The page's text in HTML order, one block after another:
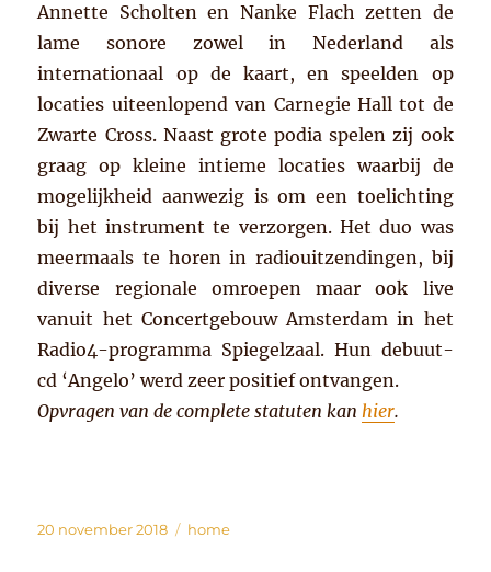
Annette Scholten en Nanke Flach zetten de
lame sonore zowel in Nederland als
internationaal op de kaart, en speelden op
locaties uiteenlopend van Carnegie Hall tot de
Zwarte Cross. Naast grote podia spelen zij ook
graag op kleine intieme locaties waarbij de
mogelijkheid aanwezig is om een toelichting
bij het instrument te verzorgen. Het duo was
meermaals te horen in radiouitzendingen, bij
diverse regionale omroepen maar ook live
vanuit het Concertgebouw Amsterdam in het
Radio4-programma Spiegelzaal. Hun debuut-
cd ‘Angelo’ werd zeer positief ontvangen.
Opvragen van de complete statuten kanhier.
Geplaatst
20 november 2018 Categorieën
home